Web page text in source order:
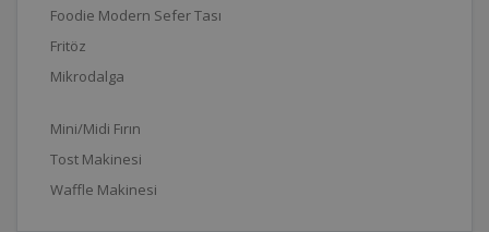
Foodie Modern Sefer Tası
Fritöz
Mikrodalga
Mini/Midi Fırın
Tost Makinesi
Waffle Makinesi